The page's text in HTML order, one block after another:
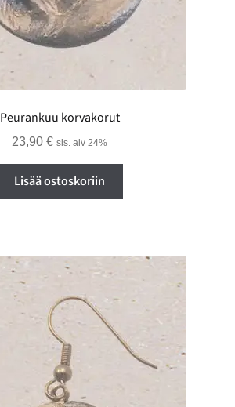
Peurankuu korvakorut
23,90 € sis. alv 24%
Lisää ostoskoriin